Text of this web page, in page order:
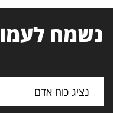
נשמח
נציג כוח אדם